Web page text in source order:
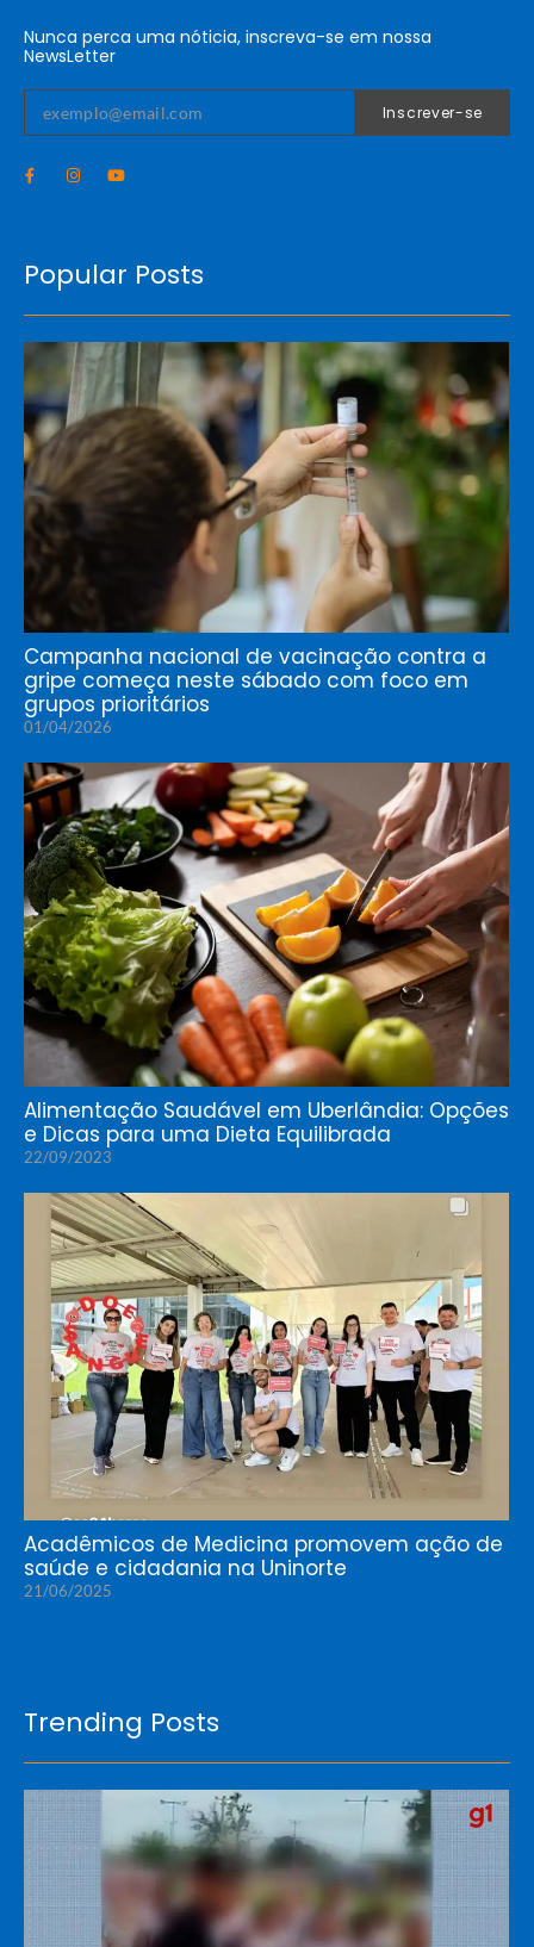
Nunca perca uma nóticia, inscreva-se em nossa
NewsLetter
Inscrever-se
Popular Posts
Campanha nacional de vacinação contra a
gripe começa neste sábado com foco em
grupos prioritários
01/04/2026
Alimentação Saudável em Uberlândia: Opções
e Dicas para uma Dieta Equilibrada
22/09/2023
Acadêmicos de Medicina promovem ação de
saúde e cidadania na Uninorte
21/06/2025
Trending Posts